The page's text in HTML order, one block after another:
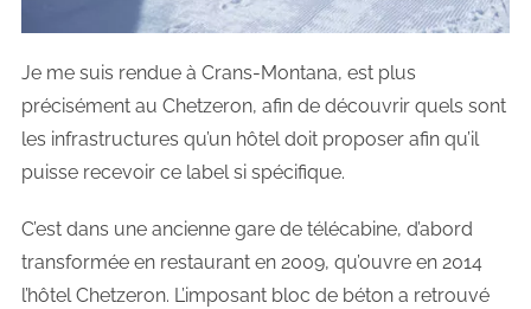
Je me suis rendue à Crans-Montana, est plus
précisément au Chetzeron, afin de découvrir quels sont
les infrastructures qu’un hôtel doit proposer afin qu’il
puisse recevoir ce label si spécifique.
C’est dans une ancienne gare de télécabine, d’abord
transformée en restaurant en 2009, qu’ouvre en 2014
l’hôtel Chetzeron. L’imposant bloc de béton a retrouvé